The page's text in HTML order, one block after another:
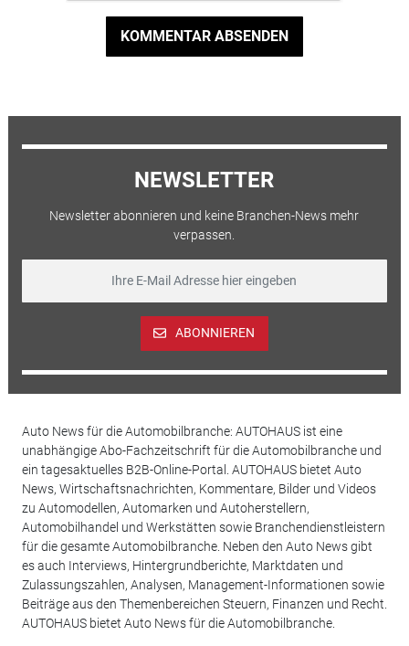
KOMMENTAR ABSENDEN
NEWSLETTER
Newsletter abonnieren und keine Branchen-News mehr
verpassen.
ABONNIEREN
Auto News für die Automobilbranche: AUTOHAUS ist eine
unabhängige Abo-Fachzeitschrift für die Automobilbranche und
ein tagesaktuelles B2B-Online-Portal. AUTOHAUS bietet Auto
News, Wirtschaftsnachrichten, Kommentare, Bilder und Videos
zu Automodellen, Automarken und Autoherstellern,
Automobilhandel und Werkstätten sowie Branchendienstleistern
für die gesamte Automobilbranche. Neben den Auto News gibt
es auch Interviews, Hintergrundberichte, Marktdaten und
Zulassungszahlen, Analysen, Management-Informationen sowie
Beiträge aus den Themenbereichen Steuern, Finanzen und Recht.
AUTOHAUS bietet Auto News für die Automobilbranche.